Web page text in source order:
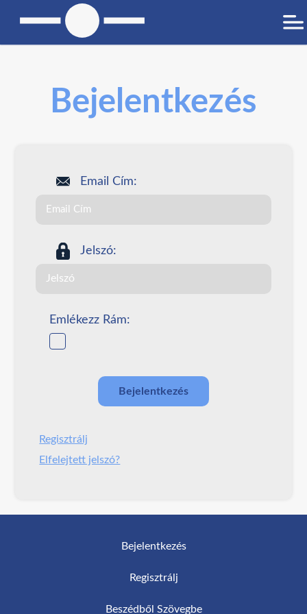
Bejelentkezés
Email Cím:
Jelszó:
Emlékezz Rám:
Regisztrálj
Elfelejtett jelszó?
Bejelentkezés
Regisztrálj
Beszédből Szövegbe